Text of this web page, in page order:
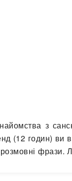
з
(12 годин) ви
фрази.